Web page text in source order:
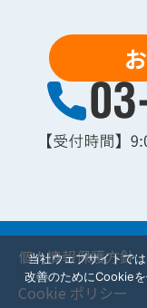
個人情報保護方針
Cookie ポリシー
当社ウェブサイトで
改善のためにCookie